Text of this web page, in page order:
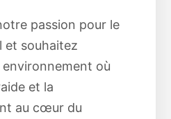
passion pour le
et souhaitez
où
et la
au cœur du